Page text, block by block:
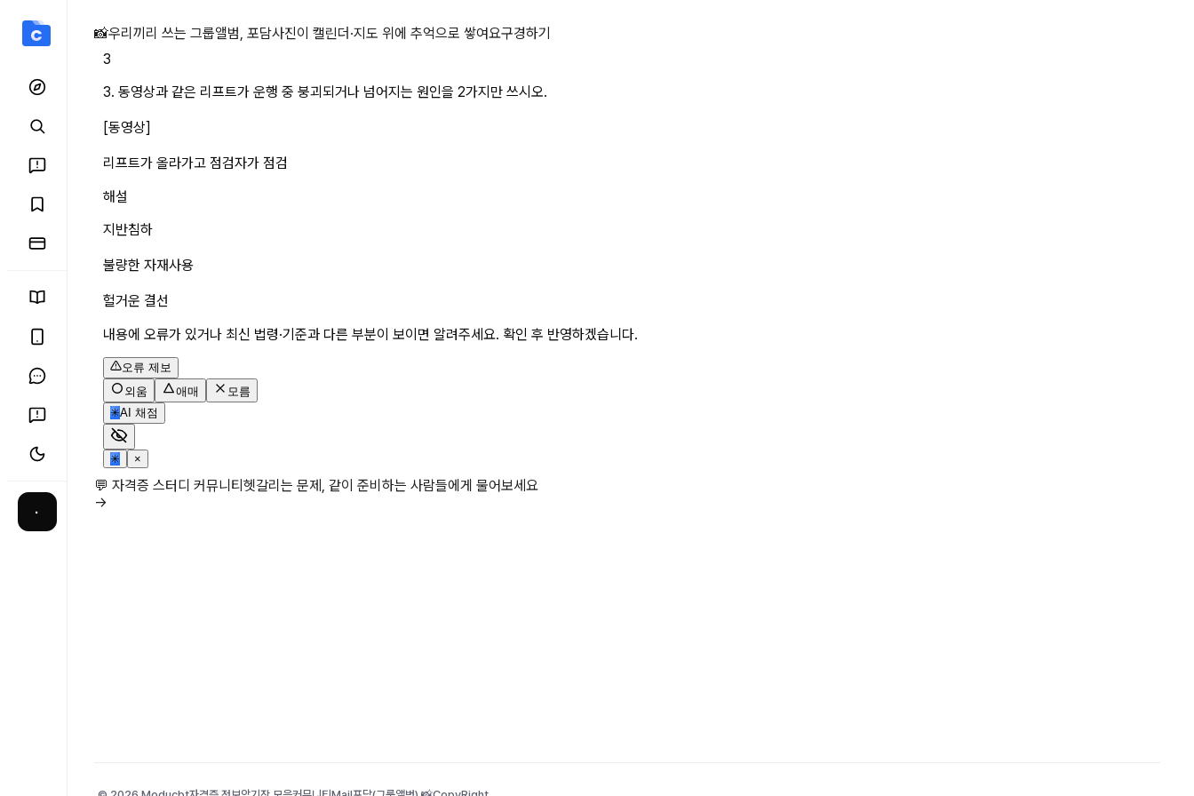
·
3. 동영상과 같은 리프트가 운행 중 붕괴되거나 넘어지는 원인을 2가지만 쓰시오. 상세 페이지
📸우리끼리 쓰는 그룹앨범, 포담사진이 캘린더·지도 위에 추억으로 쌓여요구경하기
3
3. 동영상과 같은 리프트가 운행 중 붕괴되거나 넘어지는 원인을 2가지만 쓰시오.
[동영상]
리프트가 올라가고 점검자가 점검
해설
지반침하
불량한 자재사용
헐거운 결선
내용에 오류가 있거나 최신 법령·기준과 다른 부분이 보이면 알려주세요. 확인 후 반영하겠습니다.
오류 제보
외움
애매
모름
✳AI 채점
✳ ×
💬 자격증 스터디 커뮤니티헷갈리는 문제, 같이 준비하는 사람들에게 물어보세요
→